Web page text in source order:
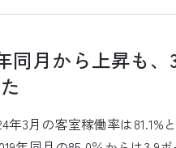
同月から上昇も
年3月の客室稼働率は81.1%